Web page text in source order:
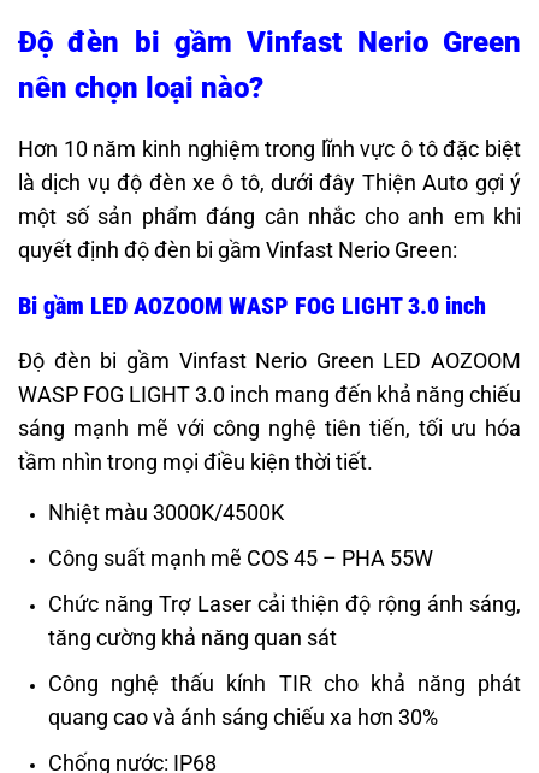
Độ đèn bi gầm Vinfast Nerio Green
nên chọn loại nào?
Hơn 10 năm kinh nghiệm trong lĩnh vực ô tô đặc biệt
là dịch vụ độ đèn xe ô tô, dưới đây Thiện Auto gợi ý
một số sản phẩm đáng cân nhắc cho anh em khi
quyết định độ đèn bi gầm Vinfast Nerio Green:
Bi gầm LED AOZOOM WASP FOG LIGHT 3.0 inch
Độ đèn bi gầm Vinfast Nerio Green LED AOZOOM
WASP FOG LIGHT 3.0 inch mang đến khả năng chiếu
sáng mạnh mẽ với công nghệ tiên tiến, tối ưu hóa
tầm nhìn trong mọi điều kiện thời tiết.
Nhiệt màu 3000K/4500K
Công suất mạnh mẽ COS 45 – PHA 55W
Chức năng Trợ Laser cải thiện độ rộng ánh sáng,
tăng cường khả năng quan sát
Công nghệ thấu kính TIR cho khả năng phát
quang cao và ánh sáng chiếu xa hơn 30%
Chống nước: IP68